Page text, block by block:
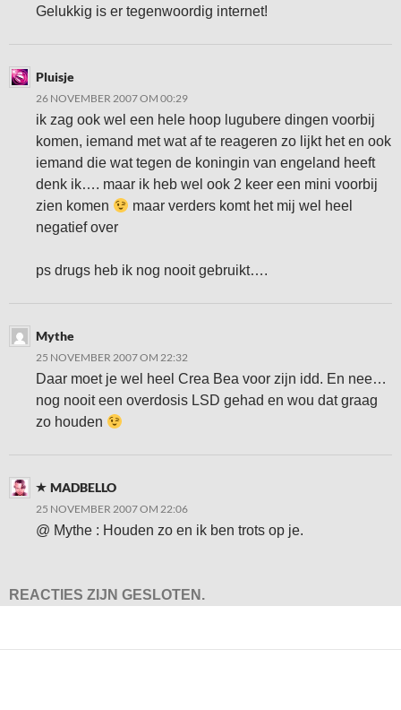
Gelukkig is er tegenwoordig internet!
Pluisje
26 NOVEMBER 2007 OM 00:29
ik zag ook wel een hele hoop lugubere dingen voorbij
komen, iemand met wat af te reageren zo lijkt het en ook
iemand die wat tegen de koningin van engeland heeft
denk ik…. maar ik heb wel ook 2 keer een mini voorbij
zien komen
maar verders komt het mij wel heel
negatief over
ps drugs heb ik nog nooit gebruikt….
Mythe
25 NOVEMBER 2007 OM 22:32
Daar moet je wel heel Crea Bea voor zijn idd. En nee…
nog nooit een overdosis LSD gehad en wou dat graag
zo houden
MADBELLO
25 NOVEMBER 2007 OM 22:06
@ Mythe : Houden zo en ik ben trots op je.
REACTIES ZIJN GESLOTEN.